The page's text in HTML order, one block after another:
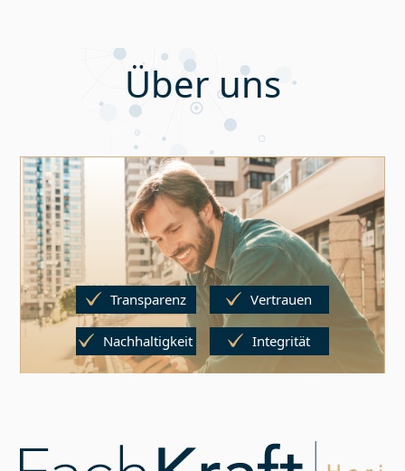
Über uns
Transparenz Vertrauen
Nachhaltigkeit Integrität